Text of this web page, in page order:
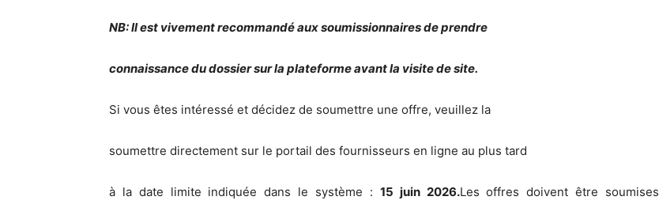
NB: Il est vivement recommandé aux soumissionnaires de prendre
connaissance du dossier sur la plateforme avant la visite de site.
Si vous êtes intéressé et décidez de soumettre une offre, veuillez la
soumettre directement sur le portail des fournisseurs en ligne au plus tard
à la date limite indiquée dans le système : 15 juin 2026.Les offres doivent être soumises